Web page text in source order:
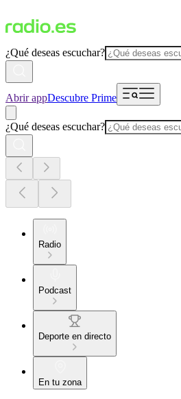
¿Qué deseas escuchar?
Abrir appDescubre Prime
¿Qué deseas escuchar?
Radio
Podcast
Deporte en directo
En tu zona